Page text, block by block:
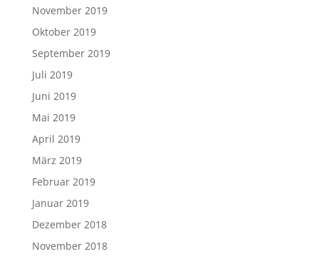
November 2019
Oktober 2019
September 2019
Juli 2019
Juni 2019
Mai 2019
April 2019
März 2019
Februar 2019
Januar 2019
Dezember 2018
November 2018